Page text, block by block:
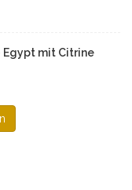
Egypt mit Citrine